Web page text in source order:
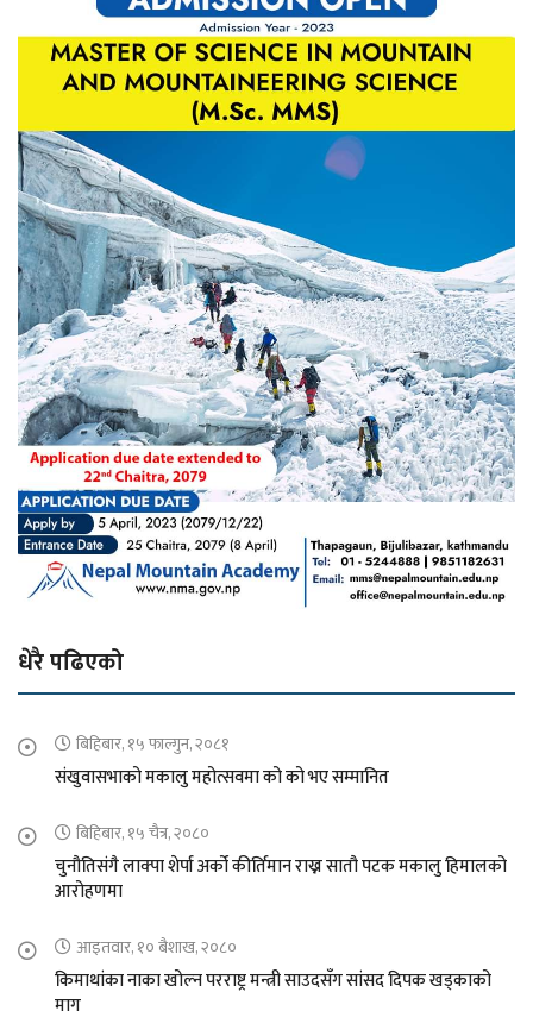
धेरै पढिएको
बिहिबार, १५ फाल्गुन, २०८१
संखुवासभाको मकालु महोत्सवमा को को भए सम्मानित
बिहिबार, १५ चैत्र, २०८०
चुनौतिसंगै लाक्पा शेर्पा अर्को कीर्तिमान राख्न सातौ पटक मकालु हिमालको
आरोहणमा
आइतवार, १० बैशाख, २०८०
किमाथांका नाका खोल्न परराष्ट्र मन्त्री साउदसँग सांसद दिपक खड्काको
माग